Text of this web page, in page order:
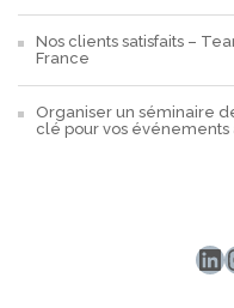
Nos clients satisfaits –
France
Organiser un séminaire
clé pour vos événements